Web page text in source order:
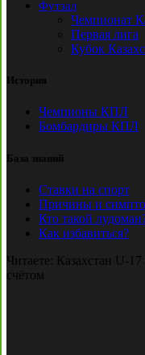
Футзал
Чемпионат
Первая лига
Кубок
История
Чемпионы КПЛ
Бомбардиры КПЛ
База знаний
Ставки на спорт
Причины и
Кто такой
Как избавиться?
Читаете: Казахстан U-
счётом